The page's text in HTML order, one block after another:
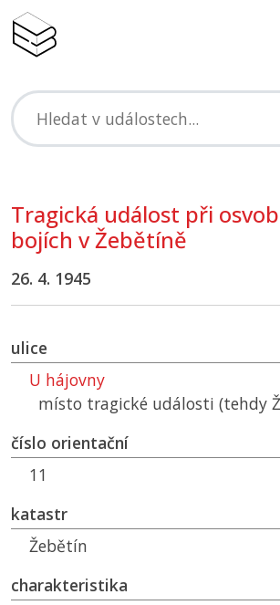
Tragická událost při
bojích v Žebětíně
26. 4. 1945
ulice
U hájovny
místo tragické události (tehdy
číslo orientační
11
katastr
Žebětín
charakteristika